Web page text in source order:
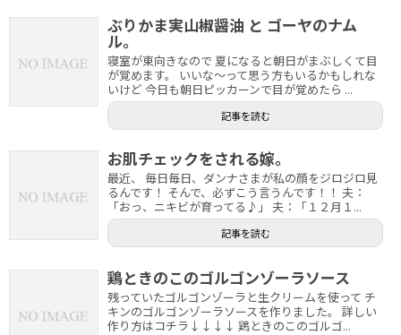
ぶりかま実山椒醤油 と ゴーヤのナム
ル。
寝室が東向きなので 夏になると朝日がまぶしくて目
が覚めます。 いいな～って思う方もいるかもしれな
いけど 今日も朝日ピッカーンで目が覚めたら ...
記事を読む
お肌チェックをされる嫁。
最近、 毎日毎日、ダンナさまが私の顔をジロジロ見
るんです！ そんで、必ずこう言うんです！！ 夫：
「おっ、ニキビが育ってる♪」 夫：「１２月１...
記事を読む
鶏ときのこのゴルゴンゾーラソース
残っていたゴルゴンゾーラと生クリームを使って チ
キンのゴルゴンゾーラソースを作りました。 詳しい
作り方はコチラ↓↓↓↓ 鶏ときのこのゴルゴ...